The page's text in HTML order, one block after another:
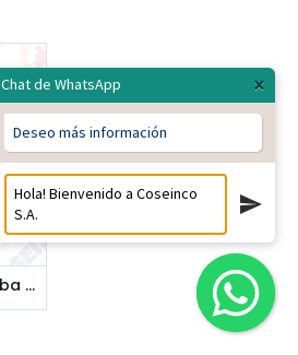
Access Point HPE Aruba AP-505 (RW) Dual Radio 2x2 802.11ax con antenas internas. R2H28A.
Chat de WhatsApp ×
Deseo más información